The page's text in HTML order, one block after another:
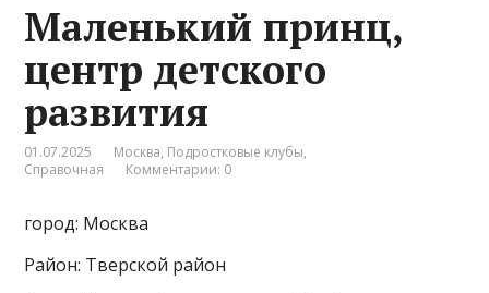
Маленький принц,
центр детского
развития
01.07.2025 Москва, Подростковые клубы,
Справочная
Комментарии: 0
город: Москва
Район: Тверской район